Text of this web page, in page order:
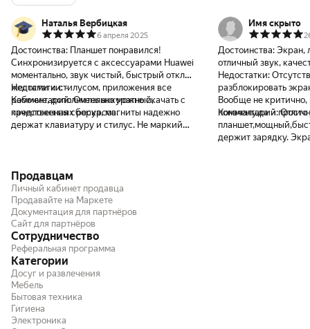
Наталья Вербицкая
6 апреля 2025
Достоинства: Планшет понравился!
Синхронизируется с аксессуарами Huawei
моментально, звук чистый, быстрый отклик
жестами и стилусом, приложения все
рабочие, дополнительно можно скачать с
предложенных ресурсов.
Недостатки: -
Комментарий: Очень аккуратный,
качественная сборка, магниты надежно
держат клавиатуру и стилус. Не маркий
накопитель и через кабель usb быстро
осуществляется переброс файлов. Через
переходник к порту Туре С, подключённый
флеш накопитель планшет не видит, не
видит он и IPHONE. Буду разбираться с
программой по сопряжению. Пользоваться
удобно, слушать, смотреть и одновременно
стилусом делать заметки в блокноте. Я
очень довольна, рекомендую планшет и
продавца, быстрая доставка и отличная
упаковка товара!
Имя скрыто
Достоинства: Экран,
отличный звук,
Недостатки:
разблокировать
Вообще не
поначалу,да и
Комментарий:
держит зарядку.
Продавцам
Личный кабинет продавца
Продавайте на Маркете
Документация для партнёров
Сайт для партнёров
Сотрудничество
Реферальная программа
Категории
Досуг и развлечения
Мебель
Бытовая техника
Гигиена
Электроника